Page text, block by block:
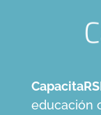
educación